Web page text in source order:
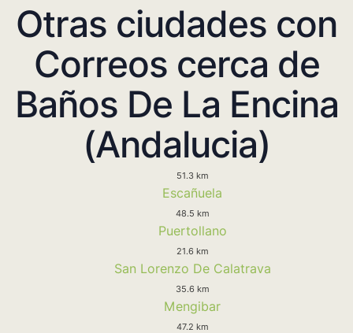
Otras ciudades con
Correos cerca de
Baños De La Encina
(Andalucia)
51.3 km
Escañuela
48.5 km
Puertollano
21.6 km
San Lorenzo De Calatrava
35.6 km
Mengibar
47.2 km